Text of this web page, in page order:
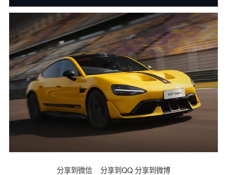
分享到微信 分享到QQ 分享到微博